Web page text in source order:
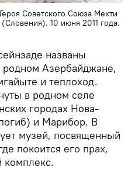
Советского Союза Мехти
10 июня 2011 года.
названы
Азербайджане,
и теплоход.
в родном селе
городах Нова-
и Марибор. В
музей, посвященный
покоится его прах,
комплекс.